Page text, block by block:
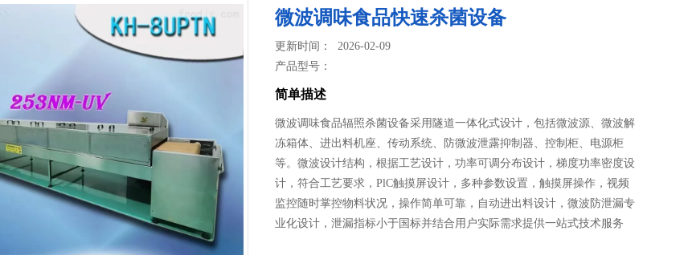
微波调味食品快速杀菌设备
更新时间： 2026-02-09
产品型号：
简单描述
微波调味食品辐照杀菌设备采用隧道一体化式设计，包括微波源、微波解
冻箱体、进出料机座、传动系统、防微波泄露抑制器、控制柜、电源柜
等。微波设计结构，根据工艺设计，功率可调分布设计，梯度功率密度设
计，符合工艺要求，PlC触摸屏设计，多种参数设置，触摸屏操作，视频
监控随时掌控物料状况，操作简单可靠，自动进出料设计，微波防泄漏专
业化设计，泄漏指标小于国标并结合用户实际需求提供一站式技术服务